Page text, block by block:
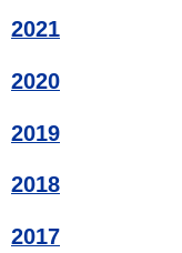
2021
2020
2019
2018
2017